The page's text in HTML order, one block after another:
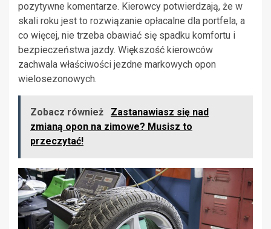
pozytywne komentarze. Kierowcy potwierdzają, że w
skali roku jest to rozwiązanie opłacalne dla portfela, a
co więcej, nie trzeba obawiać się spadku komfortu i
bezpieczeństwa jazdy. Większość kierowców
zachwala właściwości jezdne markowych opon
wielosezonowych.
Zobacz również
Zastanawiasz się nad
zmianą opon na zimowe? Musisz to
przeczytać!